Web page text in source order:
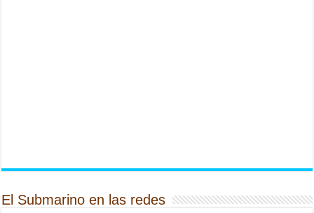
El Submarino en las redes